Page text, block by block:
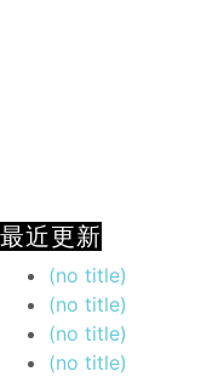
最近更新
(no title)
(no title)
(no title)
(no title)